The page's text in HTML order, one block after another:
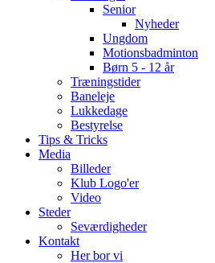
Senior
Nyheder
Ungdom
Motionsbadminton
Børn 5 - 12 år
Træningstider
Baneleje
Lukkedage
Bestyrelse
Tips & Tricks
Media
Billeder
Klub Logo'er
Video
Steder
Seværdigheder
Kontakt
Her bor vi